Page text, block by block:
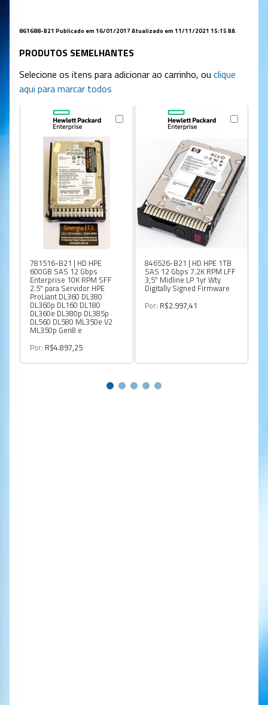
861688-B21 Publicado em 16/01/2017 Atualizado em 11/11/2021 15:15 BA
PRODUTOS SEMELHANTES
Selecione os itens para adicionar ao carrinho, ou clique
aqui para marcar todos
781516-B21 | HD HPE
600GB SAS 12 Gbps
Enterprise 10K RPM SFF
2.5" para Servidor HPE
ProLiant DL360 DL380
DL360p DL160 DL180
DL360e DL380p DL385p
DL560 DL580 ML350e V2
ML350p Gen8 e
Por: R$4.897,25
846526-B21 | HD HPE 1TB
SAS 12 Gbps 7.2K RPM LFF
3,5" Midline LP 1yr Wty
Digitally Signed Firmware
Por: R$2.997,41